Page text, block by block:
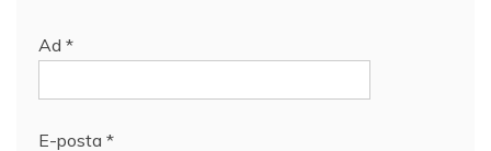
Ad *
E-posta *